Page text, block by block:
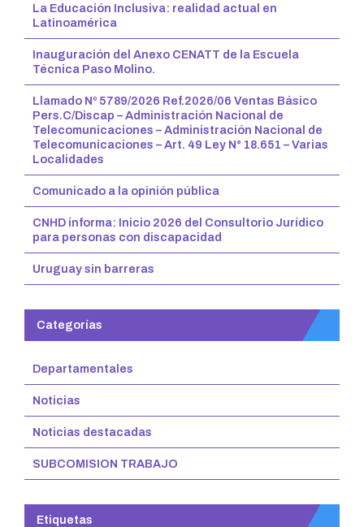
La Educación Inclusiva: realidad actual en
Latinoamérica
Inauguración del Anexo CENATT de la Escuela
Técnica Paso Molino.
Llamado Nº 5789/2026 Ref.2026/06 Ventas Básico
Pers.C/Discap – Administración Nacional de
Telecomunicaciones – Administración Nacional de
Telecomunicaciones – Art. 49 Ley N° 18.651 – Varias
Localidades
Comunicado a la opinión pública
CNHD informa: Inicio 2026 del Consultorio Jurídico
para personas con discapacidad
Uruguay sin barreras
Categorías
Departamentales
Noticias
Noticias destacadas
SUBCOMISION TRABAJO
Etiquetas